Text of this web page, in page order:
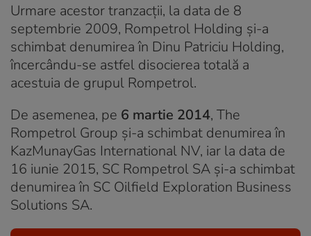
Urmare acestor tranzacții, la data de 8
septembrie 2009, Rompetrol Holding și-a
schimbat denumirea în Dinu Patriciu Holding,
încercându-se astfel disocierea totală a
acestuia de grupul Rompetrol.
De asemenea, pe 6 martie 2014, The
Rompetrol Group și-a schimbat denumirea în
KazMunayGas International NV, iar la data de
16 iunie 2015, SC Rompetrol SA și-a schimbat
denumirea în SC Oilfield Exploration Business
Solutions SA.